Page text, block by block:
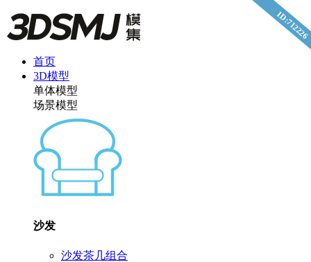
首页
3D模型
单体模型
场景模型
沙发
沙发茶几组合
ID:712226